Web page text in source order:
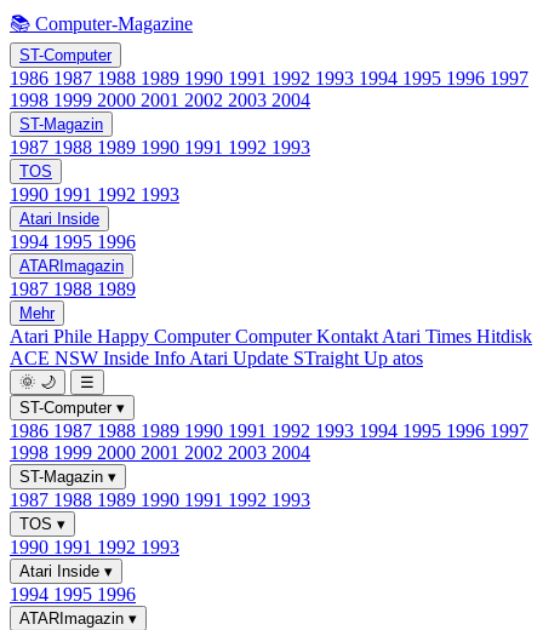
📚 Computer-Magazine
ST-Computer
1986 1987 1988 1989 1990 1991 1992 1993 1994 1995 1996 1997
1998 1999 2000 2001 2002 2003 2004
ST-Magazin
1987 1988 1989 1990 1991 1992 1993
TOS
1990 1991 1992 1993
Atari Inside
1994 1995 1996
ATARImagazin
1987 1988 1989
Mehr
Atari Phile Happy ComputerComputer Kontakt Atari Times Hitdisk
ACE NSW Inside Info Atari Update STraight Up atos
🌞 🌙
☰
ST-Computer ▾
1986 1987 1988 1989 1990 1991 1992 1993 1994 1995 1996 1997
1998 1999 2000 2001 2002 2003 2004
ST-Magazin ▾
1987 1988 1989 1990 1991 1992 1993
TOS ▾
1990 1991 1992 1993
Atari Inside ▾
1994 1995 1996
ATARImagazin ▾